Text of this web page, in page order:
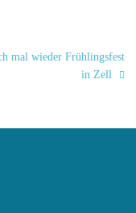
mal wieder Frühlingsfest
in Zell